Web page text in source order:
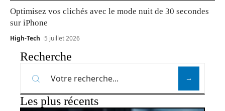
Optimisez vos clichés avec le mode nuit de 30 secondes
sur iPhone
High-Tech 5 juillet 2026
Recherche
Les plus récents